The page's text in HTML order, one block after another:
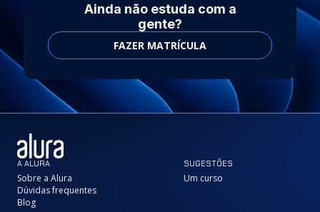
Ainda não estuda com a
gente?
FAZER MATRÍCULA
A ALURA
Sobre a Alura
Dúvidas frequentes
Blog
SUGESTÕES
Um curso